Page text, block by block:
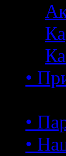
•
•
•